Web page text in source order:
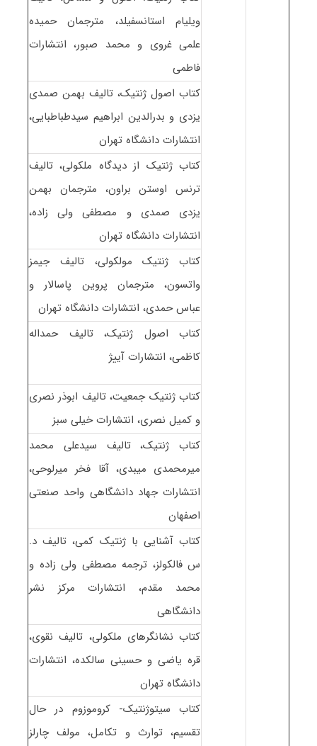
ویلیام استانسفیلد، مترجمان حمیده
علمی غروی و محمد صبور، انتشارات
فاطمی
کتاب اصول ژنتیک، تالیف بهمن صمدی
یزدی و بدرالدین ابراهیم سیدطباطبایی،
انتشارات دانشگاه تهران
کتاب ژنتیک از دیدگاه ملکولی، تالیف
ترنس اوستن براون، مترجمان بهمن
یزدی صمدی و مصطفی ولی زاده،
انتشارات دانشگاه تهران
کتاب ژنتیک مولکولی، تالیف جیمز
واتسون، مترجمان پروین پاسالار و
عباس حمدی، انتشارات دانشگاه تهران
کتاب اصول ژنتیک، تالیف حمداله
کاظمی، انتشارات آییژ
کتاب ژنتیک جمعیت، تالیف ابوذر نصری
و کمیل نصری، انتشارات خیلی سبز
کتاب ژنتیک، تالیف سیدعلی محمد
میرمحمدی میبدی، آقا فخر میرلوحی،
انتشارات جهاد دانشگاهی واحد صنعتی
اصفهان
کتاب آشنایی با ژنتیک کمی، تالیف د.
س فالکولز، ترجمه مصطفی ولی زاده و
محمد مقدم، انتشارات مرکز نشر
دانشگاهی
کتاب نشانگرهای ملکولی، تالیف نقوی،
قره یاضی و حسینی سالکده، انتشارات
دانشگاه تهران
کتاب سیتوژنتیک- کروموزوم در حال
تقسیم، توارث و تکامل، مولف چارلز